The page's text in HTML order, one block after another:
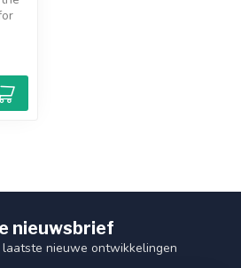
nieuwsbrief
nieuwe ontwikkelingen